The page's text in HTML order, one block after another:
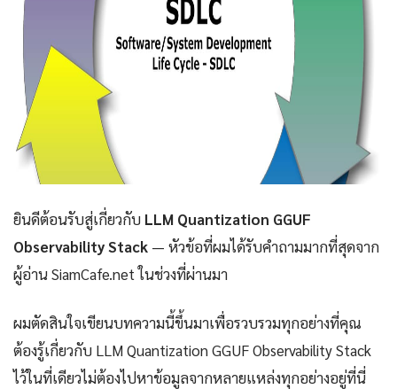
ยินดีต้อนรับสู่เกี่ยวกับ LLM Quantization GGUF
Observability Stack — หัวข้อที่ผมได้รับคำถามมากที่สุดจาก
ผู้อ่าน SiamCafe.net ในช่วงที่ผ่านมา
ผมตัดสินใจเขียนบทความนี้ขึ้นมาเพื่อรวบรวมทุกอย่างที่คุณ
ต้องรู้เกี่ยวกับ LLM Quantization GGUF Observability Stack
ไว้ในที่เดียวไม่ต้องไปหาข้อมูลจากหลายแหล่งทุกอย่างอยู่ที่นี่